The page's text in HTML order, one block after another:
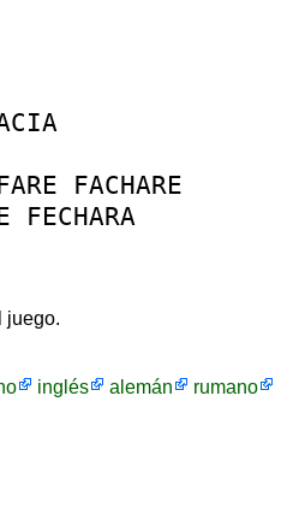
FACHARE
FECHARA
juego.
inglés alemán
rumano